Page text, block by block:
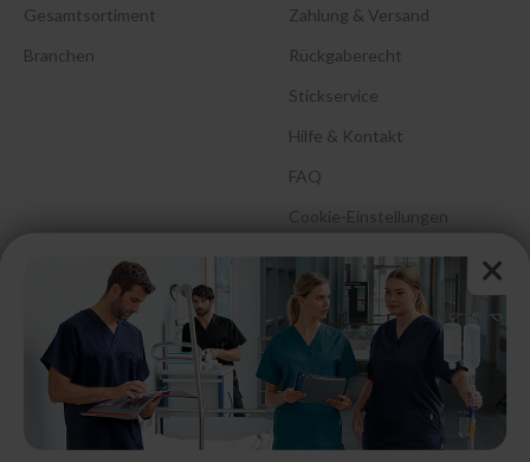
Gesamtsortiment
Branchen
Zahlung & Versand
Rückgaberecht
Stickservice
Hilfe & Kontakt
FAQ
Cookie-Einstellungen
Barrierefreiheitserklärung
Größenberatung &
Pflegehinweise
Größentabelle Damen